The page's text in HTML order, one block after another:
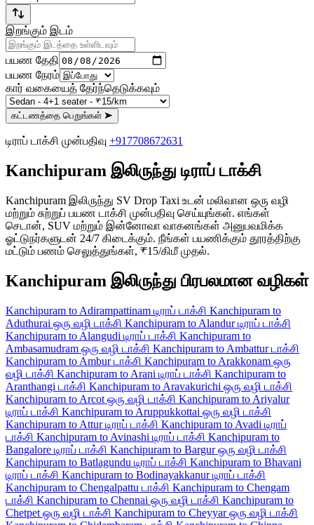
இறங்கும் இடம்
பயண தேதி
பயண நேரம்
கார் வகையைத் தேர்ந்தெடுக்கவும்
கட்டணத்தை பெறுங்கள் ➤
டிராப் டாக்சி முன்பதிவு +917708672631
Kanchipuram இலிருந்து டிராப் டாக்சி
Kanchipuram இலிருந்து SV Drop Taxi உடன் மலிவான ஒரு வழி
மற்றும் சுற்றுப் பயண டாக்சி முன்பதிவு செய்யுங்கள். எங்கள்
செடான், SUV மற்றும் இன்னோவா வாகனங்கள் அனுபவமிக்க
ஓட்டுநர்களுடன் 24/7 கிடைக்கும். நீங்கள் பயணிக்கும் தூரத்திற்கு
மட்டும் பணம் செலுத்துங்கள், ₹15/கிமீ முதல்.
Kanchipuram இலிருந்து பிரபலமான வழிகள்
Kanchipuram to Adirampattinam டிராப் டாக்சி Kanchipuram to
Aduthurai ஒரு வழி டாக்சி Kanchipuram to Alandur டிராப் டாக்சி
Kanchipuram to Alangudi டிராப் டாக்சி Kanchipuram to
Ambasamudram ஒரு வழி டாக்சி Kanchipuram to Ambattur டாக்சி
Kanchipuram to Ambur டாக்சி Kanchipuram to Arakkonam ஒரு
வழி டாக்சி Kanchipuram to Arani டிராப் டாக்சி Kanchipuram to
Aranthangi டாக்சி Kanchipuram to Aravakurichi ஒரு வழி டாக்சி
Kanchipuram to Arcot ஒரு வழி டாக்சி Kanchipuram to Ariyalur
டிராப் டாக்சி Kanchipuram to Aruppukkottai ஒரு வழி டாக்சி
Kanchipuram to Attur டிராப் டாக்சி Kanchipuram to Avadi டிராப்
டாக்சி Kanchipuram to Avinashi டிராப் டாக்சி Kanchipuram to
Bangalore டிராப் டாக்சி Kanchipuram to Bargur ஒரு வழி டாக்சி
Kanchipuram to Batlagundu டிராப் டாக்சி Kanchipuram to Bhavani
டிராப் டாக்சி Kanchipuram to Bodinayakkanur டிராப் டாக்சி
Kanchipuram to Chengalpattu டாக்சி Kanchipuram to Chengam
டாக்சி Kanchipuram to Chennai ஒரு வழி டாக்சி Kanchipuram to
Chetpet ஒரு வழி டாக்சி Kanchipuram to Cheyyar ஒரு வழி டாக்சி